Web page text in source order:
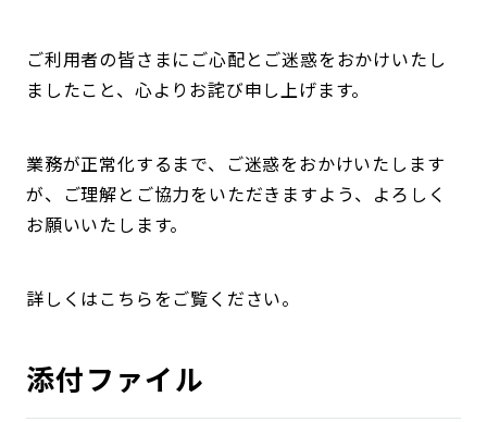
ご利用者の皆さまにご心配とご迷惑をおかけいたし
ましたこと、心よりお詫び申し上げます。
業務が正常化するまで、ご迷惑をおかけいたします
が、ご理解とご協力をいただきますよう、よろしく
お願いいたします。
詳しくはこちらをご覧ください。
添付ファイル